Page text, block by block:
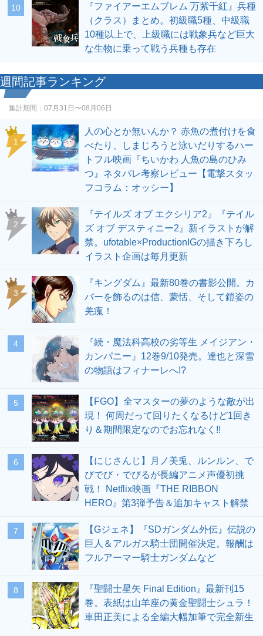
10
『ファイアーエムブレム 万紫千紅』兵種
（クラス）まとめ。初級職5種、中級職
10種以上で、上級職には戦象兵など巨大
な生物に乗って戦う兵種も存在
週間記事ランキング
集計期間： 07月31日〜08月06日
1
人の心とか無いんか？ 赤魚の煮付けを食
べたり、しまじろうと泳いだりするハー
トフル映画『ちいかわ 人魚の島のひみ
つ』ネタバレ考察レビュー【電撃スタッ
フコラム：オッシー】
2
『テイルズ オブ エクシリア2』『テイル
ズ オブ デスティニー2』新イラストが解
禁。ufotable×ProductionIGの描き下ろし
イラスト企画は毎月更新
3
『キングダム』最新80巻の書影公開。カ
バーを飾るのは信、蒙恬、そして鎧姿の
羌瘣！
4
『続・魔法科高校の劣等生 メイジアン・
カンパニー』12巻9/10発売。達也と深雪
の物語はフィナーレへ!?
5
【FGO】全マスターの夢のような敵が出
現！ 何周だって回りたくなるけど1回き
り＆期間限定なのでお忘れなく!!
6
【にじさんじ】月ノ美兎、ルンルン、で
びでび・でびるが長編アニメ声優初挑
戦！ Netflix映画『THE RIBBON
HERO』第3弾予告＆追加キャスト解禁
7
【Gジェネ】『SDガンダム外伝』伝説の
巨人＆アルガス騎士団開催決定。報酬は
フルアーマー騎士ガンダムなど
8
『聖闘士星矢 Final Edition』最新刊15
巻。表紙は山羊座の黄金聖闘士シュラ！
車田正美による全編大幅加筆で完全新生